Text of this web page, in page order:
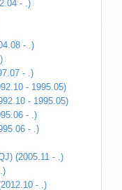
- .)
- .)
- .)
- 1995.05)
- 1995.05)
- .)
- .)
(2005.11 - .)
- .)